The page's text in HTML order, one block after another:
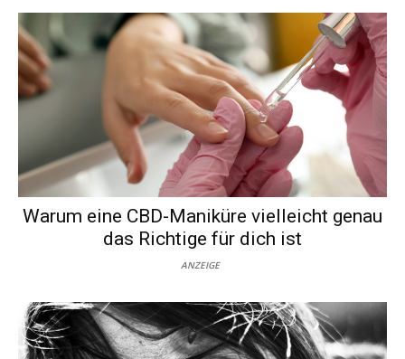
Warum eine CBD-Maniküre vielleicht genau
das Richtige für dich ist
ANZEIGE